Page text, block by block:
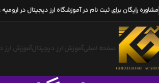
مشاوره رایگان برای ثبت نام در آموزشگاه ارز دیجیتال در ارومیه :
صفحه اصلیآموزش ارز دیجیتالآموزش ارز